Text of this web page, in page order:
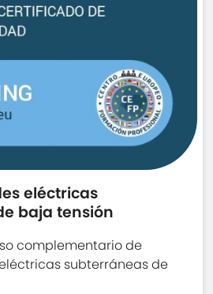
eléctricas
baja tensión
complementario de
subterráneas de